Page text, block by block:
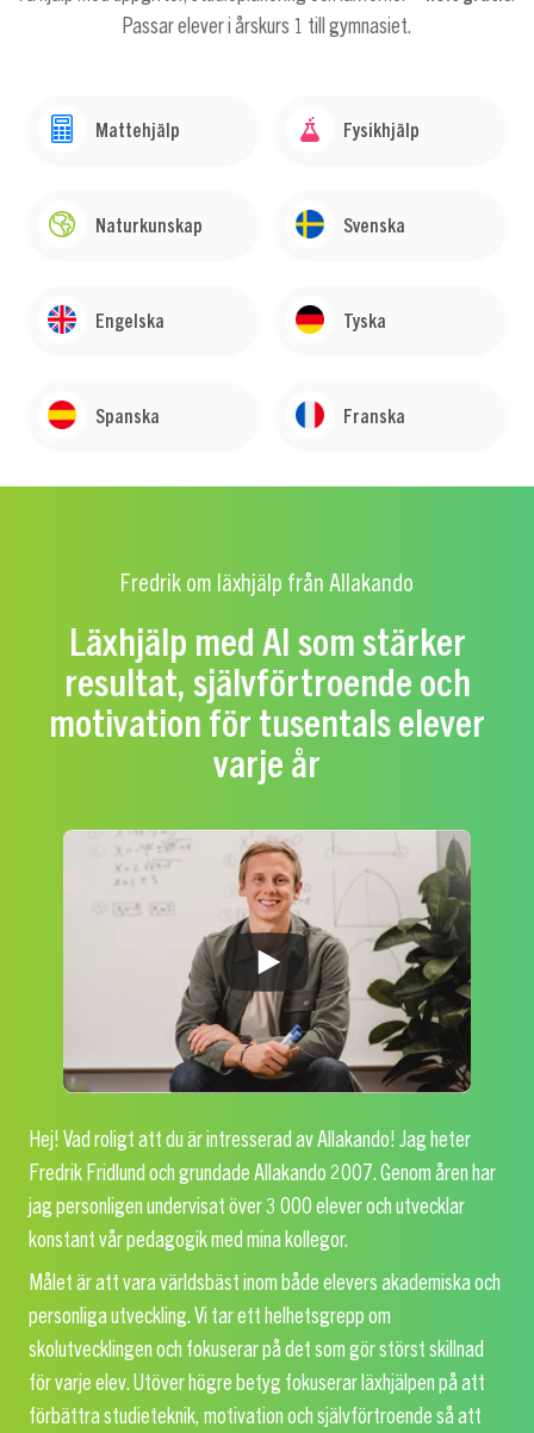
Passar elever i årskurs 1 till gymnasiet.
Mattehjälp Fysikhjälp
Naturkunskap Svenska
Engelska Tyska
Spanska Franska
Fredrik om läxhjälp från Allakando
Läxhjälp med AI som stärker
resultat, självförtroende och
motivation för tusentals elever
varje år
Hej! Vad roligt att du är intresserad av Allakando! Jag heter
Fredrik Fridlund och grundade Allakando 2007. Genom åren har
jag personligen undervisat över 3 000 elever och utvecklar
konstant vår pedagogik med mina kollegor.
Målet är att vara världsbäst inom både elevers akademiska och
personliga utveckling. Vi tar ett helhetsgrepp om
skolutvecklingen och fokuserar på det som gör störst skillnad
för varje elev. Utöver högre betyg fokuserar läxhjälpen på att
förbättra studieteknik, motivation och självförtroende så att